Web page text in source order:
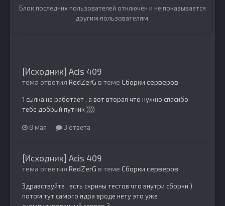
Блок последних пользователей отключён и не показывается
другим пользователям.
[Исходник] Acis 409
тема ответил RedZerG в теме Сборки серверов
1 сылка не работает , а вот вторая что нужно спасибо
тебе добрый путник ))))
8 мая 3 ответа
[Исходник] Acis 409
тема ответил RedZerG в теме Сборки серверов
Здравствуйте , есть скрины тестов что внутри сборки )
потом тут самого ядра вроде нету это уже